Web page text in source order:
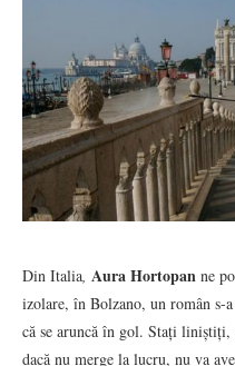
Din Italia, Aura Hortopan ne
izolare, în Bolzano, un român s-
că se aruncă în gol. Stați
dacă nu merge la lucru, nu va